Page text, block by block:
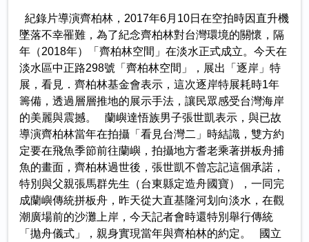
紀錄片導演齊柏林，2017年6月10日在空拍時因直升機
墜落不幸罹難，為了紀念齊柏林對台灣環境的關懷，隔
年（2018年）「齊柏林空間」在淡水正式成立。今天在
淡水區中正路298號「齊柏林空間」，展出「逐岸」特
展，看見．齊柏林基金會表示，這次逐岸特展耗時1年
籌備，透過層層推地的展示手法，讓民眾感受台灣海岸
的美麗與震撼。 蘭嶼達悟族男子張世凱表示，與已故
導演齊柏林當年在拍攝「看見台灣二」時結識，雙方約
定要在飛魚季節前往蘭嶼，拍攝地方耆老乘著拼板舟捕
魚的畫面，齊柏林過世後，張世凱不曾忘記這個承諾，
特別與父親張馬群先生（台東縣定造舟國寶），一同完
成蘭嶼傳統拼板舟，昨天從大直基隆河划向淡水，在觀
潮廣場前的沙灘上岸，今天記者會時還特別舉行傳統
「拋舟儀式」，親身實現當年與齊柏林的約定。 國立